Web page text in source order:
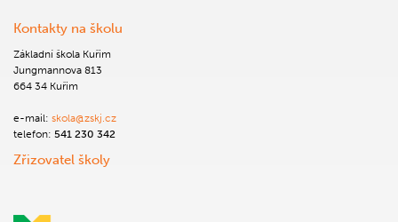
Kontakty na školu
Základní škola Kuřim
Jungmannova 813
664 34 Kuřim
e-mail: skola@zskj.cz
telefon: 541 230 342
Zřizovatel školy